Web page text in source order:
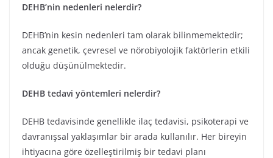
DEHB’nin nedenleri nelerdir?
DEHB’nin kesin nedenleri tam olarak bilinmemektedir;
ancak genetik, çevresel ve nörobiyolojik faktörlerin etkili
olduğu düşünülmektedir.
DEHB tedavi yöntemleri nelerdir?
DEHB tedavisinde genellikle ilaç tedavisi, psikoterapi ve
davranışsal yaklaşımlar bir arada kullanılır. Her bireyin
ihtiyacına göre özelleştirilmiş bir tedavi planı